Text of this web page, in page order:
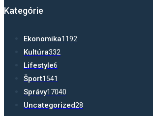
Kategórie
Ekonomika1192
Kultúra332
Lifestyle6
Šport1541
Správy17040
Uncategorized28